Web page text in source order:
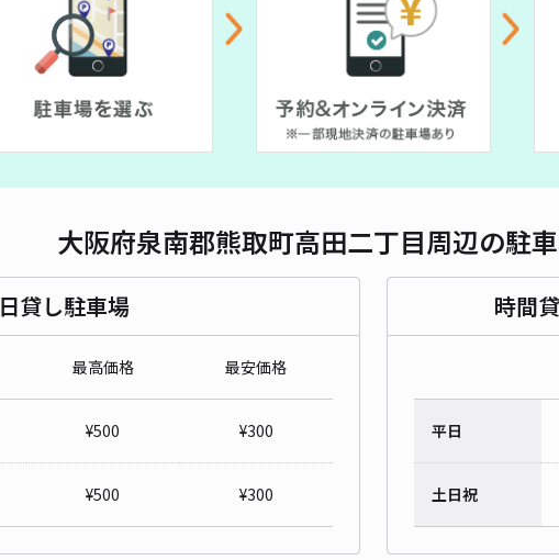
大阪府泉南郡熊取町高田二丁目周辺の駐
日貸し駐車場
最高価格 最安価格
¥500 ¥300
¥500 ¥300
時間
平日
土日祝